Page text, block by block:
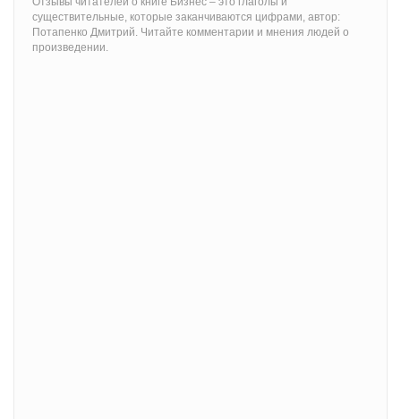
существительные, которые заканчиваются цифрами, автор:
Потапенко Дмитрий. Читайте комментарии и мнения людей о
произведении.